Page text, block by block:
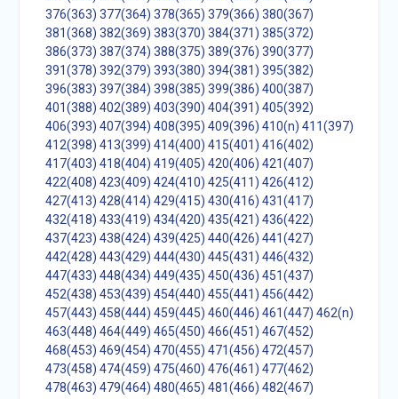
376(363) 377(364) 378(365) 379(366) 380(367)
381(368) 382(369) 383(370) 384(371) 385(372)
386(373) 387(374) 388(375) 389(376) 390(377)
391(378) 392(379) 393(380) 394(381) 395(382)
396(383) 397(384) 398(385) 399(386) 400(387)
401(388) 402(389) 403(390) 404(391) 405(392)
406(393) 407(394) 408(395) 409(396) 410(n) 411(397)
412(398) 413(399) 414(400) 415(401) 416(402)
417(403) 418(404) 419(405) 420(406) 421(407)
422(408) 423(409) 424(410) 425(411) 426(412)
427(413) 428(414) 429(415) 430(416) 431(417)
432(418) 433(419) 434(420) 435(421) 436(422)
437(423) 438(424) 439(425) 440(426) 441(427)
442(428) 443(429) 444(430) 445(431) 446(432)
447(433) 448(434) 449(435) 450(436) 451(437)
452(438) 453(439) 454(440) 455(441) 456(442)
457(443) 458(444) 459(445) 460(446) 461(447) 462(n)
463(448) 464(449) 465(450) 466(451) 467(452)
468(453) 469(454) 470(455) 471(456) 472(457)
473(458) 474(459) 475(460) 476(461) 477(462)
478(463) 479(464) 480(465) 481(466) 482(467)